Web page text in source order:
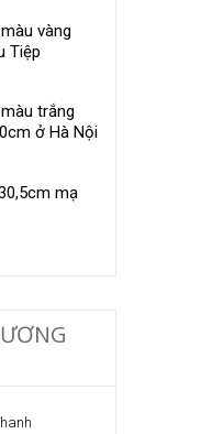
vàng
Tiệp
trắng
ở Hà Nội
mạ